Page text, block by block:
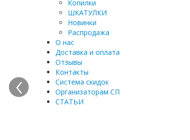
Копилки
ШКАТУЛКИ
Новинки
Распродажа
О нас
Доставка и оплата
Отзывы
Контакты
Система скидок
Организаторам СП
СТАТЬИ
‹